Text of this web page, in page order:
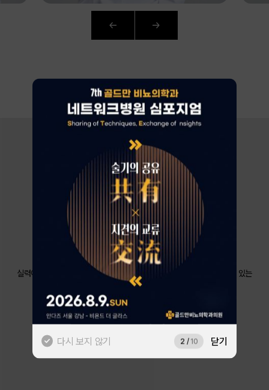
다시 보지 않기 3 / 10 닫기
로그인
회원가입 아이디 · 비밀번호 찾기
네이버로 시작하기
카카오톡으로 시작하기
AICURATION
환자가 증명하는
골드만의 차이
실력이 만든 수많은 후기 중 이용자의 관심사를 분석해
AI가 가장 의미 있는
후기를 보여드립니다.
# 요로결석